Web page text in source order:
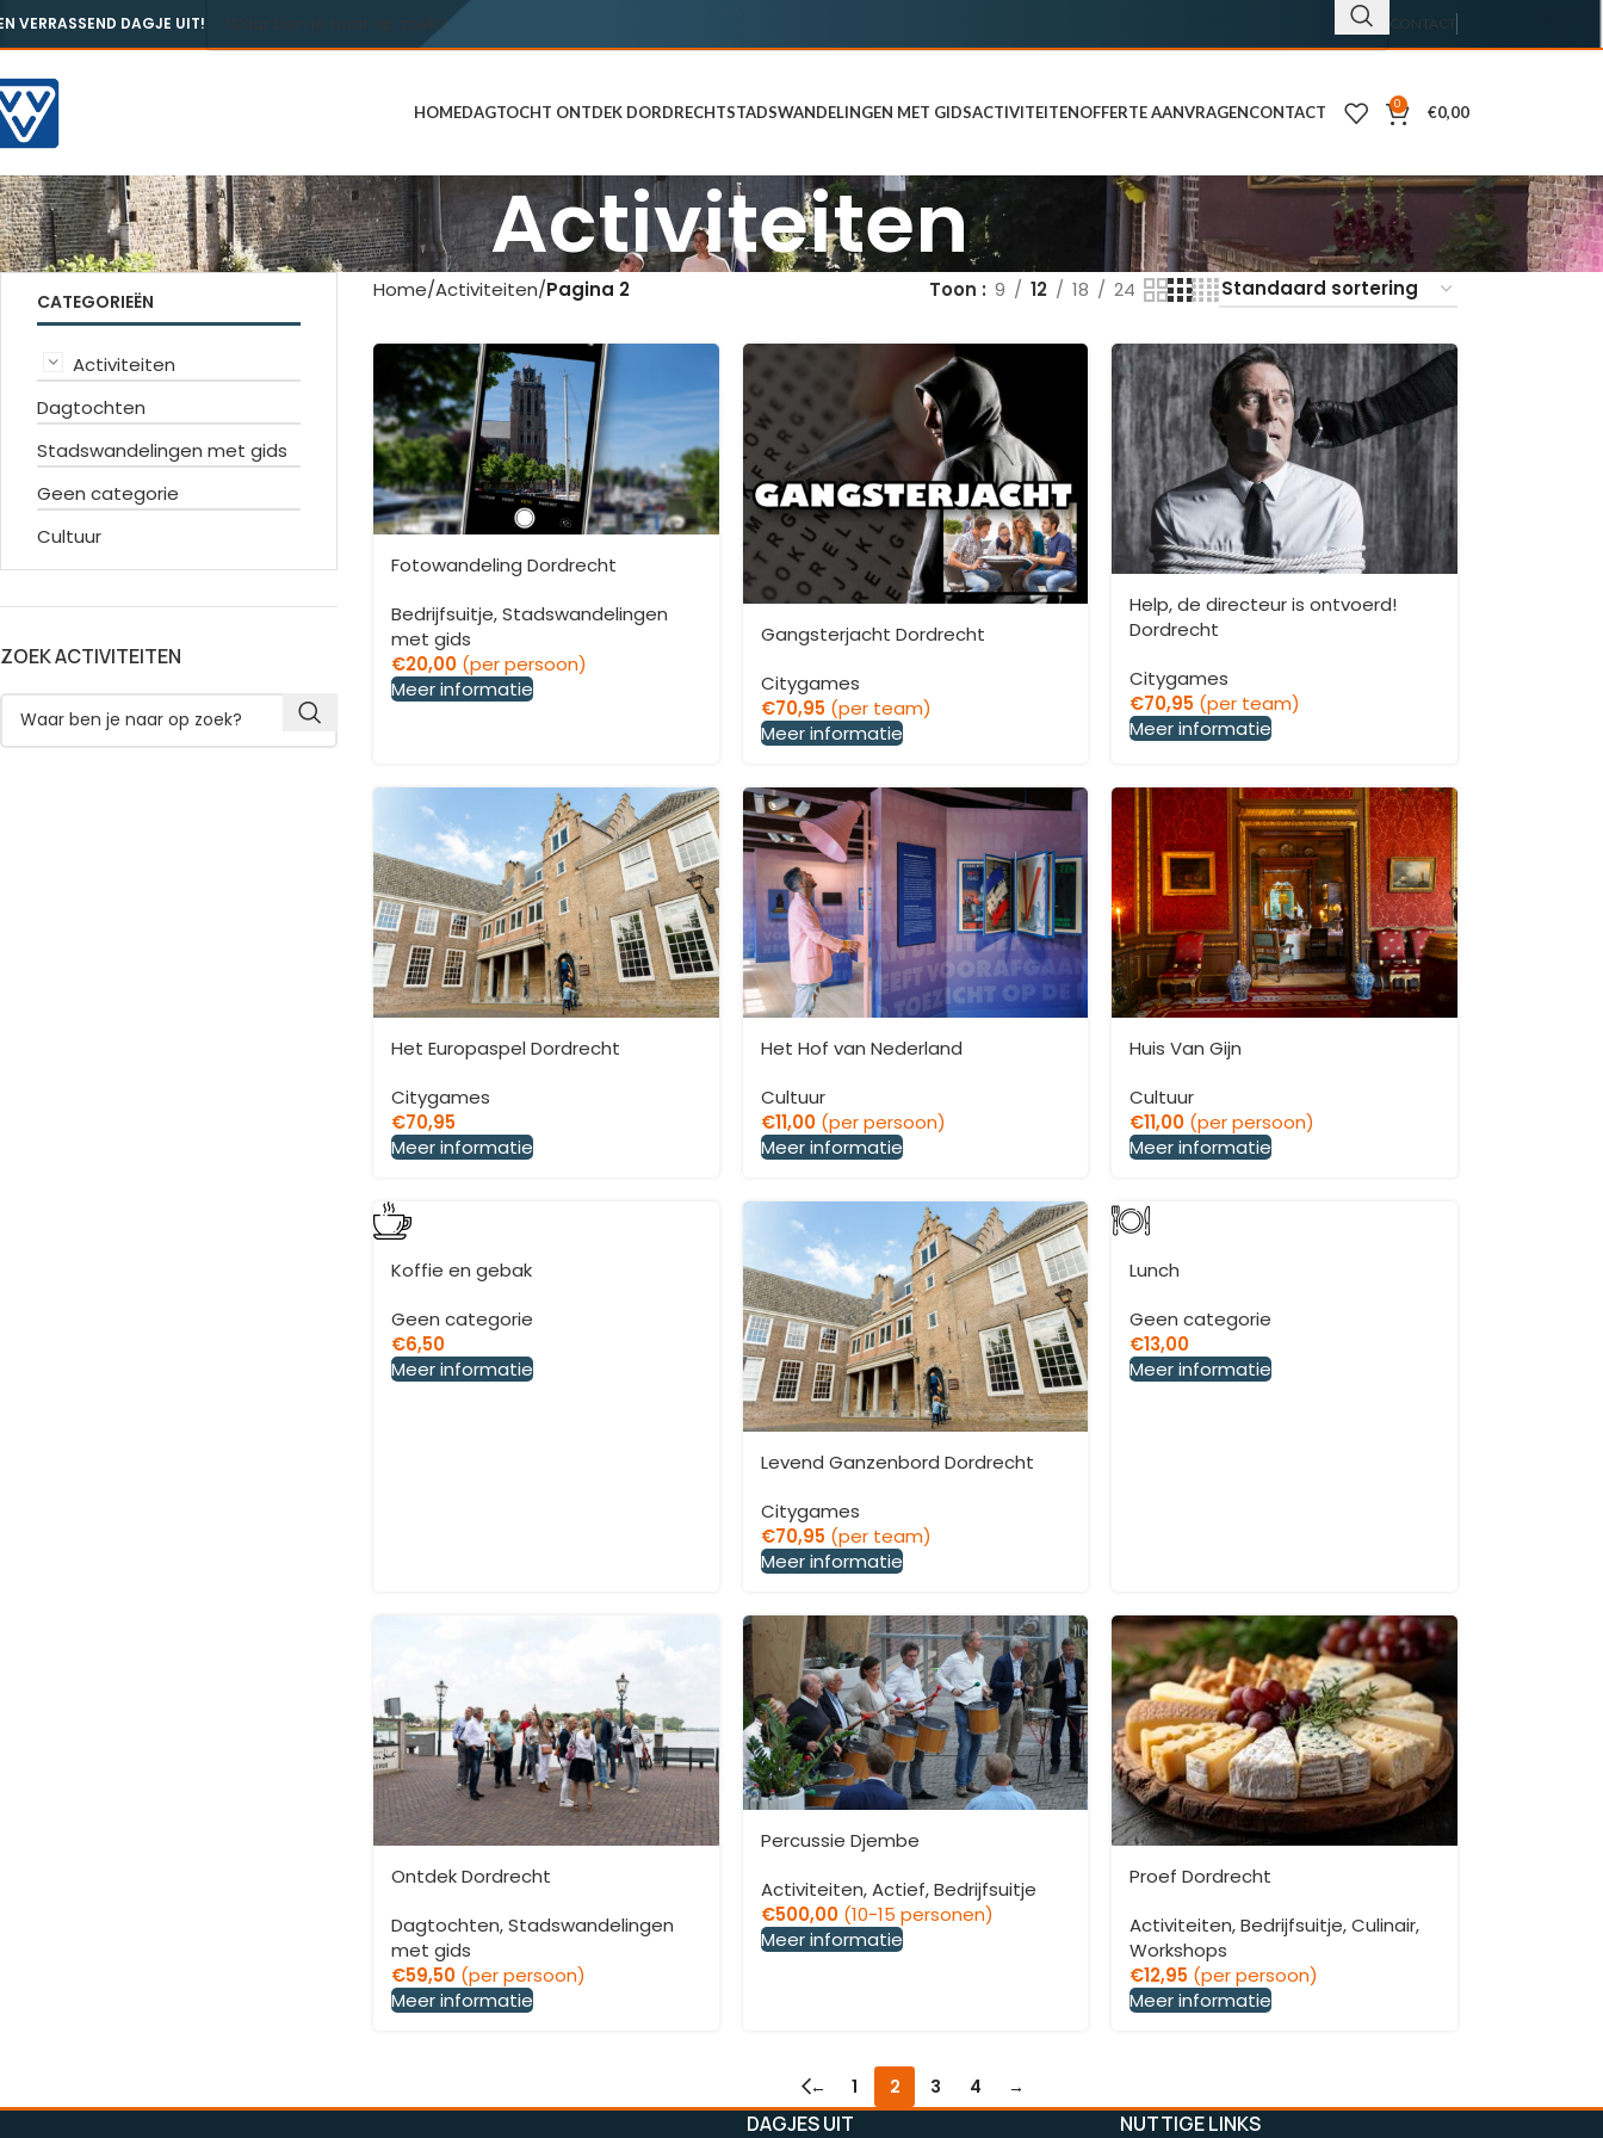
VERRASSEND DAGJE UIT! CONTACT
HOMEDAGTOCHT ONTDEK DORDRECHTSTADSWANDELINGEN MET GIDSACTIVITEITENOFFERTE AANVRAGENCONTACT 0 €0,00
Activiteiten
CATEGORIEËN
Activiteiten
Dagtochten
Stadswandelingen met gids
Geen categorie
Cultuur
ZOEK ACTIVITEITEN
Home Activiteiten Pagina 2 Toon 9 12 18 24
Fotowandeling Dordrecht
Bedrijfsuitje,Stadswandelingen
met gids
€20,00 (per persoon)
Meer informatie
Gangsterjacht Dordrecht
Citygames
€70,95 (per team)
Meer informatie
Help, de directeur is ontvoerd!
Dordrecht
Citygames
€70,95 (per team)
Meer informatie
Het Europaspel Dordrecht
Citygames
€70,95
Meer informatie
Het Hof van Nederland
Cultuur
€11,00 (per persoon)
Meer informatie
Huis Van Gijn
Cultuur
€11,00 (per persoon)
Meer informatie
Koffie en gebak
Geen categorie
€6,50
Meer informatie
Levend Ganzenbord Dordrecht
Citygames
€70,95 (per team)
Meer informatie
Lunch
Geen categorie
€13,00
Meer informatie
Ontdek Dordrecht
Dagtochten,Stadswandelingen
met gids
€59,50 (per persoon)
Meer informatie
Percussie Djembe
Activiteiten,Actief,Bedrijfsuitje
€500,00 (10-15 personen)
Meer informatie
Proef Dordrecht
Activiteiten,Bedrijfsuitje,Culinair,
Workshops
€12,95 (per persoon)
Meer informatie
← 1 2 3 4 →
DAGJES UIT NUTTIGE LINKS